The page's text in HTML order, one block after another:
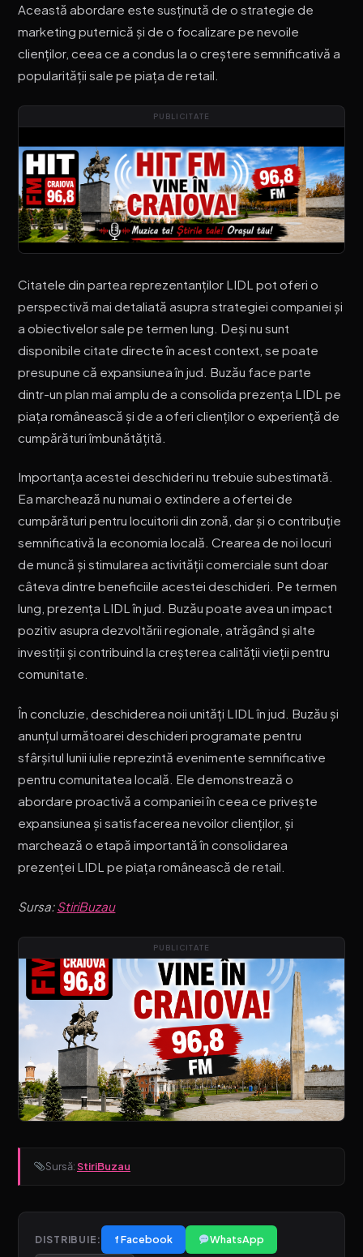
Această abordare este susținută de o strategie de
marketing puternică și de o focalizare pe nevoile
clienților, ceea ce a condus la o creștere semnificativă a
popularității sale pe piața de retail.
PUBLICITATE
Citatele din partea reprezentanților LIDL pot oferi o
perspectivă mai detaliată asupra strategiei companiei și
a obiectivelor sale pe termen lung. Deși nu sunt
disponibile citate directe în acest context, se poate
presupune că expansiunea în jud. Buzău face parte
dintr-un plan mai amplu de a consolida prezența LIDL pe
piața românească și de a oferi clienților o experiență de
cumpărături îmbunătățită.
Importanța acestei deschideri nu trebuie subestimată.
Ea marchează nu numai o extindere a ofertei de
cumpărături pentru locuitorii din zonă, dar și o contribuție
semnificativă la economia locală. Crearea de noi locuri
de muncă și stimularea activității comerciale sunt doar
câteva dintre beneficiile acestei deschideri. Pe termen
lung, prezența LIDL în jud. Buzău poate avea un impact
pozitiv asupra dezvoltării regionale, atrăgând și alte
investiții și contribuind la creșterea calității vieții pentru
comunitate.
În concluzie, deschiderea noii unități LIDL în jud. Buzău și
anunțul următoarei deschideri programate pentru
sfârșitul lunii iulie reprezintă evenimente semnificative
pentru comunitatea locală. Ele demonstrează o
abordare proactivă a companiei în ceea ce privește
expansiunea și satisfacerea nevoilor clienților, și
marchează o etapă importantă în consolidarea
prezenței LIDL pe piața românească de retail.
Sursa:StiriBuzau
PUBLICITATE
Sursă:StiriBuzau
DISTRIBUIE: f Facebook WhatsApp